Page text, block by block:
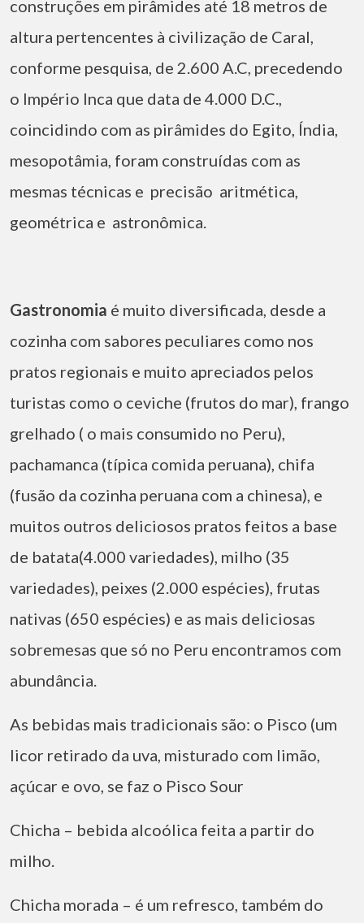
construções em pirâmides até 18 metros de
altura pertencentes à civilização de Caral,
conforme pesquisa, de 2.600 A.C, precedendo
o Império Inca que data de 4.000 D.C.,
coincidindo com as pirâmides do Egito, Índia,
mesopotâmia, foram construídas com as
mesmas técnicas e precisão aritmética,
geométrica e astronômica.
Gastronomia é muito diversificada, desde a
cozinha com sabores peculiares como nos
pratos regionais e muito apreciados pelos
turistas como o ceviche (frutos do mar), frango
grelhado ( o mais consumido no Peru),
pachamanca (típica comida peruana), chifa
(fusão da cozinha peruana com a chinesa), e
muitos outros deliciosos pratos feitos a base
de batata(4.000 variedades), milho (35
variedades), peixes (2.000 espécies), frutas
nativas (650 espécies) e as mais deliciosas
sobremesas que só no Peru encontramos com
abundância.
As bebidas mais tradicionais são: o Pisco (um
licor retirado da uva, misturado com limão,
açúcar e ovo, se faz o Pisco Sour
Chicha – bebida alcoólica feita a partir do
milho.
Chicha morada – é um refresco, também do